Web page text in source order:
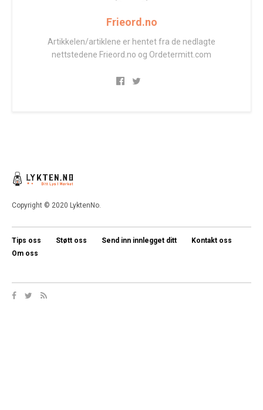
Frieord.no
Artikkelen/artiklene er hentet fra de nedlagte
nettstedene Frieord.no og Ordetermitt.com
Copyright © 2020 LyktenNo.
Tips oss Støtt oss Send inn innlegget ditt
Kontakt oss
Om oss